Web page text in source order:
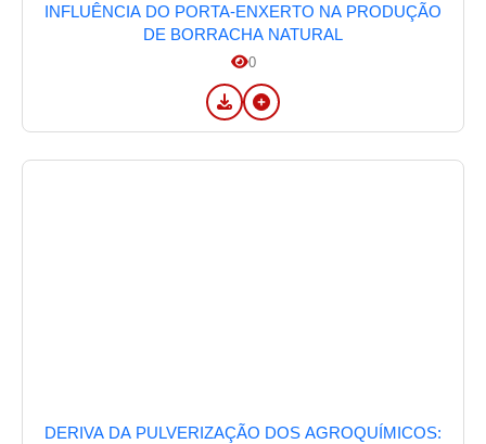
INFLUÊNCIA DO PORTA-ENXERTO NA PRODUÇÃO
DE BORRACHA NATURAL
0
DERIVA DA PULVERIZAÇÃO DOS AGROQUÍMICOS: